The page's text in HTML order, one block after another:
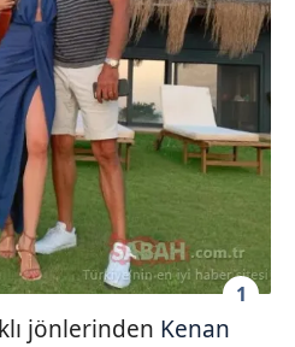
1
jönlerinden Kenan